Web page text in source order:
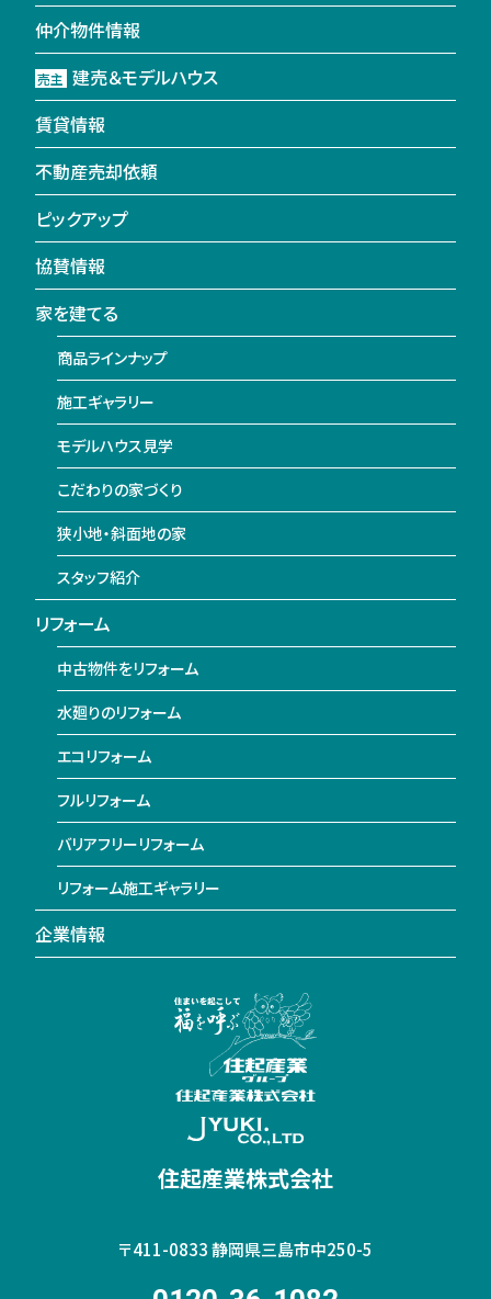
仲介物件情報
売主 建売＆モデルハウス
賃貸情報
不動産売却依頼
ピックアップ
協賛情報
家を建てる
商品ラインナップ
施工ギャラリー
モデルハウス見学
こだわりの家づくり
狭小地・斜面地の家
スタッフ紹介
リフォーム
中古物件をリフォーム
水廻りのリフォーム
エコリフォーム
フルリフォーム
バリアフリーリフォーム
リフォーム施工ギャラリー
企業情報
住起産業株式会社
〒411-0833静岡県三島市中250-5